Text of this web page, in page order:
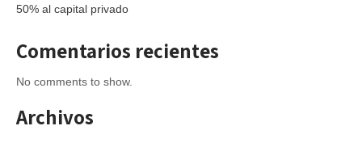
50% al capital privado
Comentarios recientes
No comments to show.
Archivos